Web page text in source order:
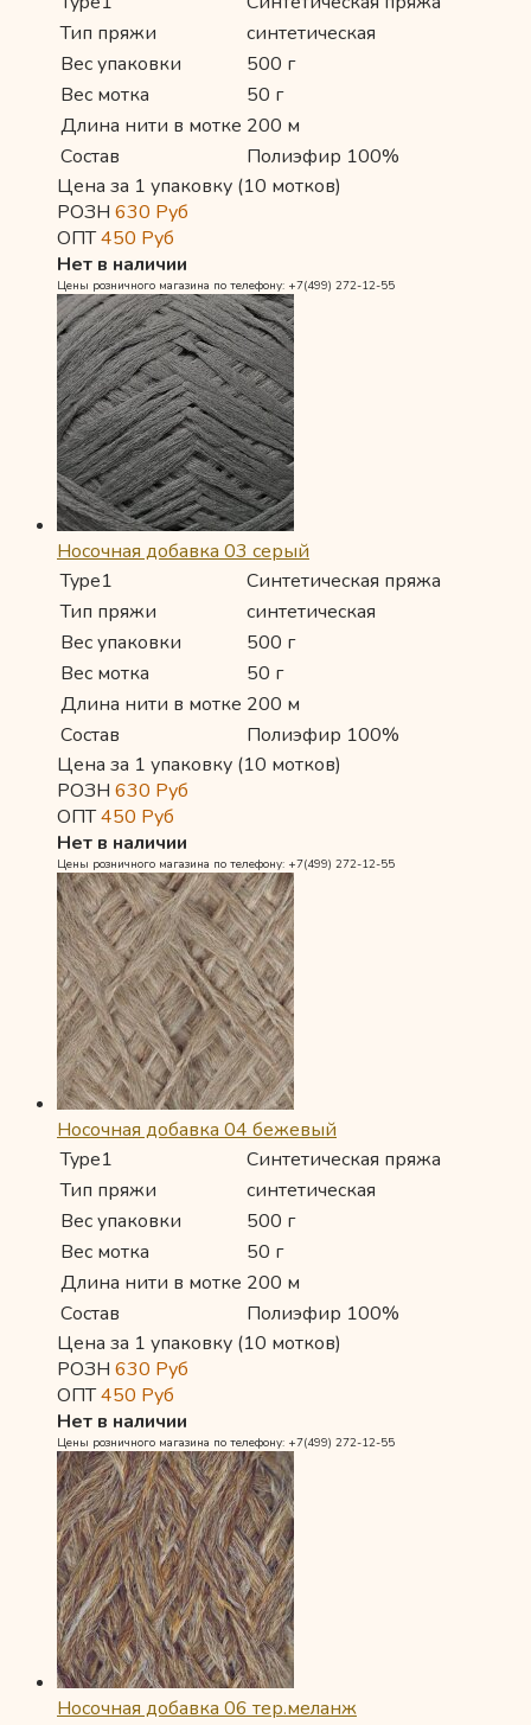
Тип пряжи
синтетическая
Вес упаковки
500 г
Вес мотка
50 г
Длина нити в мотке 200 м
Состав
Полиэфир 100%
Цена за 1 упаковку (10 мотков)
РОЗН 630 Руб
ОПТ450 Руб
Нет в наличии
Цены розничного магазина по телефону: +7(499) 272-12-55
Носочная добавка 03 серый
Type1
Синтетическая пряжа
Тип пряжи
синтетическая
Вес упаковки
500 г
Вес мотка
50 г
Длина нити в мотке 200 м
Состав
Полиэфир 100%
Цена за 1 упаковку (10 мотков)
РОЗН 630 Руб
ОПТ450 Руб
Нет в наличии
Цены розничного магазина по телефону: +7(499) 272-12-55
Носочная добавка 04 бежевый
Type1
Синтетическая пряжа
Тип пряжи
синтетическая
Вес упаковки
500 г
Вес мотка
50 г
Длина нити в мотке 200 м
Состав
Полиэфир 100%
Цена за 1 упаковку (10 мотков)
РОЗН 630 Руб
ОПТ450 Руб
Нет в наличии
Цены розничного магазина по телефону: +7(499) 272-12-55
Носочная добавка 06 тер.меланж